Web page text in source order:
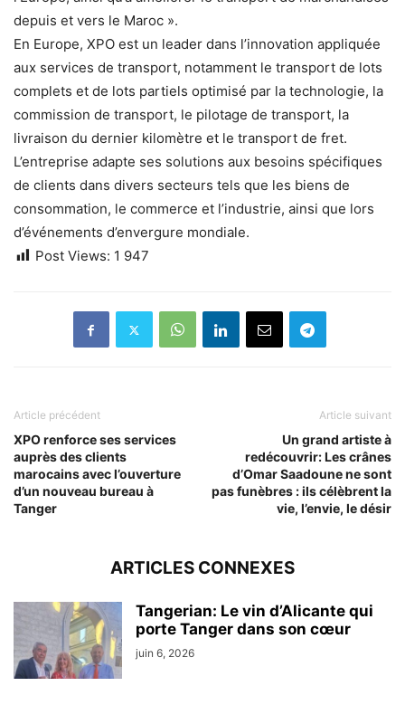
depuis et vers le Maroc ».
En Europe, XPO est un leader dans l’innovation appliquée
aux services de transport, notamment le transport de lots
complets et de lots partiels optimisé par la technologie, la
commission de transport, le pilotage de transport, la
livraison du dernier kilomètre et le transport de fret.
L’entreprise adapte ses solutions aux besoins spécifiques
de clients dans divers secteurs tels que les biens de
consommation, le commerce et l’industrie, ainsi que lors
d’événements d’envergure mondiale.
Post Views: 1 947
Article précédent
XPO renforce ses services
auprès des clients
marocains avec l’ouverture
d’un nouveau bureau à
Tanger
Article suivant
Un grand artiste à
redécouvrir: Les crânes
d’Omar Saadoune ne sont
pas funèbres : ils célèbrent la
vie, l’envie, le désir
ARTICLES CONNEXES
Tangerian: Le vin d’Alicante qui
porte Tanger dans son cœur
juin 6, 2026